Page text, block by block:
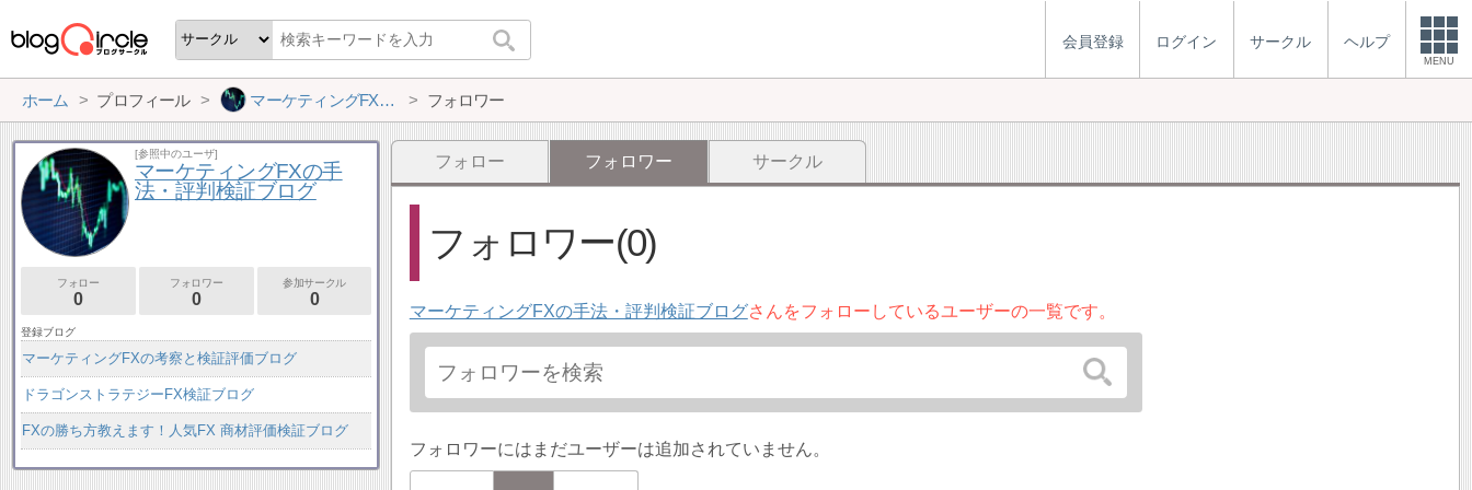
会員登録 ログイン サークル ヘルプ
MENU
ホーム プロフィール マーケティングFXの手法・評判検証ブログ フォロワー
フォロー フォロワー サークル
フォロワー(0)
マーケティングFXの手法・評判検証ブログさんをフォローしているユーザーの一覧です。
フォロワーにはまだユーザーは追加されていません。
[参照中のユーザ]
マーケティングFXの手
法・評判検証ブログ
フォロー
0
フォロワー
0
参加サークル
0
登録ブログ
マーケティングFXの考察と検証評価ブログ
ドラゴンストラテジーFX検証ブログ
FXの勝ち方教えます！人気FX 商材評価検証ブログ